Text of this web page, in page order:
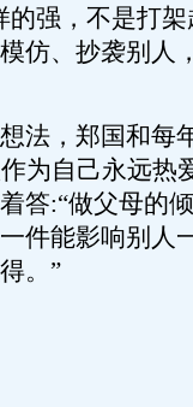
的强，不是打
仿、抄袭别人
，郑国和每
为自己永远热
答:“做父母的
件能影响别人
。”